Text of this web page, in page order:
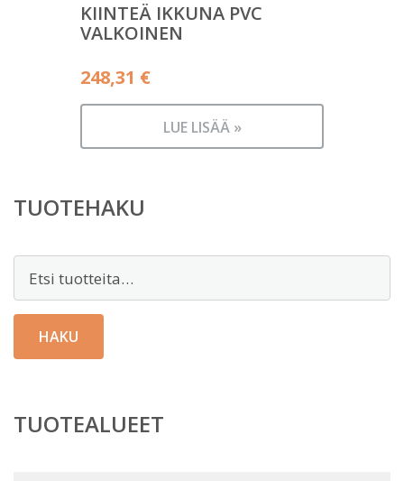
KIINTEÄ IKKUNA PVC
VALKOINEN
248,31 €
LUE LISÄÄ »
TUOTEHAKU
HAKU
TUOTEALUEET